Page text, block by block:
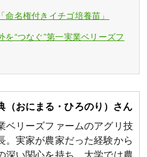
名権付きイチゴ培養苗」
“つなぐ”第一実業ベリーズフ
（おにまる・ひろのり）さん
ベリーズファームのアグリ技
。実家が農家だった経験から
深い関心を持ち、大学では農